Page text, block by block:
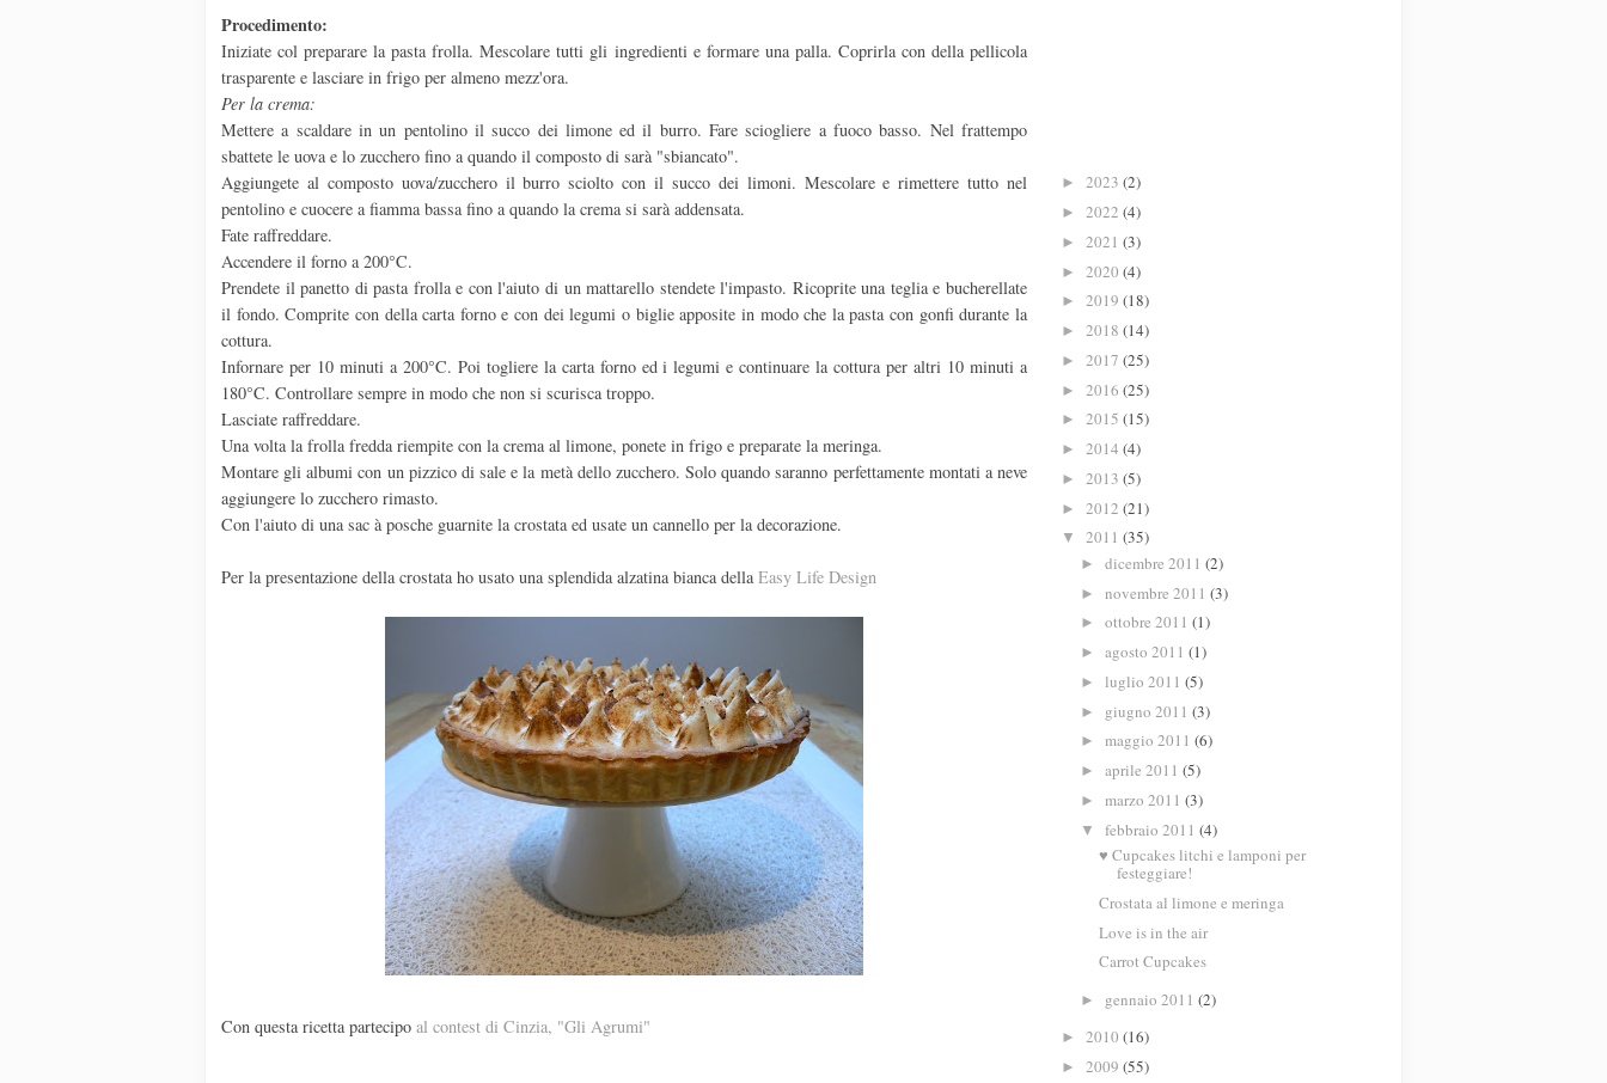
Procedimento:
Iniziate col preparare la pasta frolla. Mescolare tutti gli ingredienti e formare una palla. Coprirla con della pellicola
trasparente e lasciare in frigo per almeno mezz'ora.
Per la crema:
Mettere a scaldare in un pentolino il succo dei limone ed il burro. Fare sciogliere a fuoco basso. Nel frattempo
sbattete le uova e lo zucchero fino a quando il composto di sarà "sbiancato".
Aggiungete al composto uova/zucchero il burro sciolto con il succo dei limoni. Mescolare e rimettere tutto nel
pentolino e cuocere a fiamma bassa fino a quando la crema si sarà addensata.
Fate raffreddare.
Accendere il forno a 200°C.
Prendete il panetto di pasta frolla e con l'aiuto di un mattarello stendete l'impasto. Ricoprite una teglia e bucherellate
il fondo. Comprite con della carta forno e con dei legumi o biglie apposite in modo che la pasta con gonfi durante la
cottura.
Infornare per 10 minuti a 200°C. Poi togliere la carta forno ed i legumi e continuare la cottura per altri 10 minuti a
180°C. Controllare sempre in modo che non si scurisca troppo.
Lasciate raffreddare.
Una volta la frolla fredda riempite con la crema al limone, ponete in frigo e preparate la meringa.
Montare gli albumi con un pizzico di sale e la metà dello zucchero. Solo quando saranno perfettamente montati a neve
aggiungere lo zucchero rimasto.
Con l'aiuto di una sac à posche guarnite la crostata ed usate un cannello per la decorazione.
Per la presentazione della crostata ho usato una splendida alzatina bianca dellaEasy Life Design
Con questa ricetta partecipo al contest di Cinzia, "Gli Agrumi"
► 2023 (2)
► 2022 (4)
► 2021 (3)
► 2020 (4)
► 2019 (18)
► 2018 (14)
► 2017 (25)
► 2016 (25)
► 2015 (15)
► 2014 (4)
► 2013 (5)
► 2012 (21)
▼ 2011 (35)
► dicembre 2011 (2)
► novembre 2011 (3)
► ottobre 2011 (1)
► agosto 2011 (1)
► luglio 2011 (5)
► giugno 2011 (3)
► maggio 2011 (6)
► aprile 2011 (5)
► marzo 2011 (3)
▼ febbraio 2011 (4)
♥ Cupcakes litchi e lamponi per
festeggiare!
Crostata al limone e meringa
Love is in the air
Carrot Cupcakes
► gennaio 2011 (2)
► 2010 (16)
► 2009 (55)